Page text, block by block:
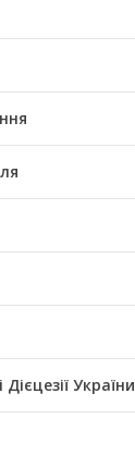
України